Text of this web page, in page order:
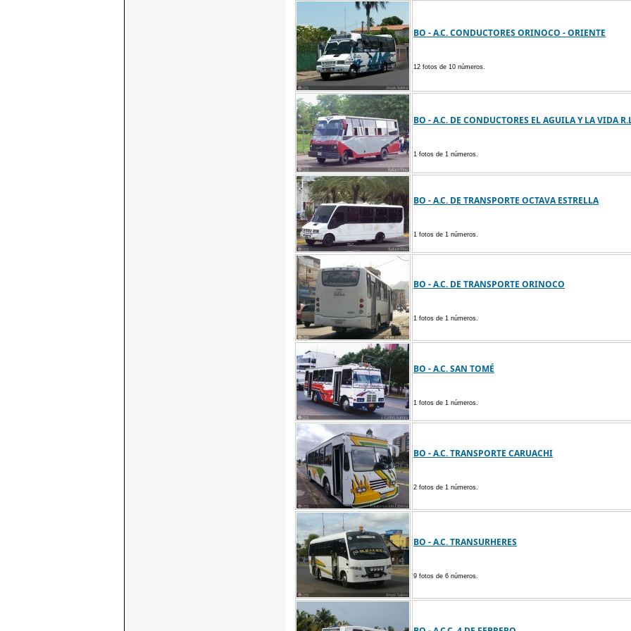
BO - A.C. CONDUCTORES ORINOCO - ORIENTE
12 fotos de 10 números.
BO - A.C. DE CONDUCTORES EL AGUILA Y LA VIDA
1 fotos de 1 números.
BO - A.C. DE TRANSPORTE OCTAVA ESTRELLA
1 fotos de 1 números.
BO - A.C. DE TRANSPORTE ORINOCO
1 fotos de 1 números.
BO - A.C. SAN TOMÉ
1 fotos de 1 números.
BO - A.C. TRANSPORTE CARUACHI
2 fotos de 1 números.
BO - A.C. TRANSURHERES
9 fotos de 6 números.